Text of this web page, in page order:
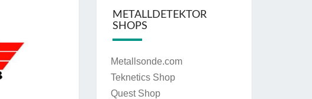
METALLDETEKTOR
SHOPS
Metallsonde.com
Teknetics Shop
Quest Shop